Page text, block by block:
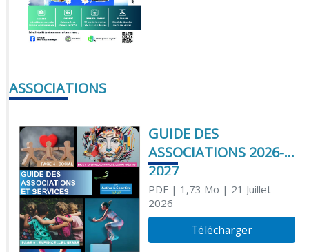
ASSOCIATIONS
GUIDE DES
ASSOCIATIONS 2026-
2027
PDF| 1,73 Mo | 21 Juillet
2026
Télécharger